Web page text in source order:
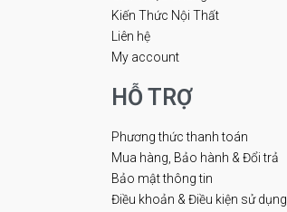
Kiến Thức Nội Thất
Liên hệ
My account
HỖ TRỢ
Phương thức thanh toán
Mua hàng, Bảo hành & Đổi trả
Bảo mật thông tin
Điều khoản & Điều kiện sử dụng